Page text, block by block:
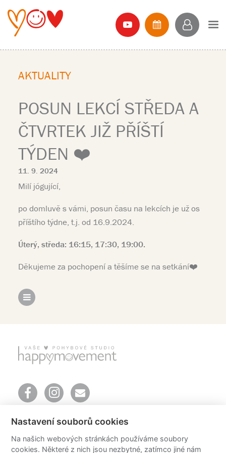
AKTUALITY
POSUN LEKCÍ STŘEDA A
ČTVRTEK JIŽ PŘÍŠTÍ
TÝDEN ❤️
11. 9. 2024
Milí jógující,
po domluvě s vámi, posun času na lekcích je už os
příštího týdne, t.j. od 16.9.2024.
Úterý, středa: 16:15, 17:30, 19:00.
Děkujeme za pochopení a těšíme se na setkání❤️
603 00 Brno
email:info@happyoga.cz
Nastavení souborů cookies
Na našich webových stránkách používáme soubory
cookies. Některé z nich jsou nezbytné, zatímco jiné nám